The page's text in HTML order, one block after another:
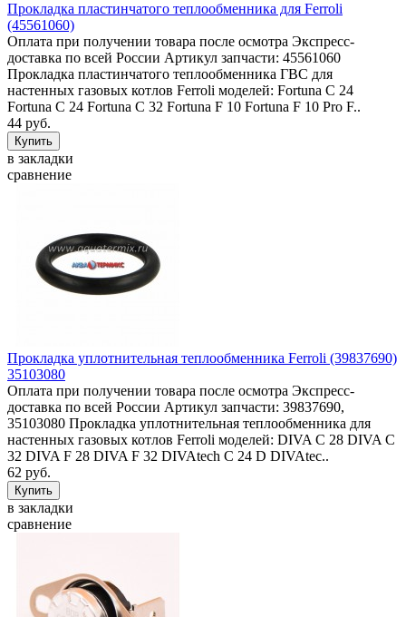
Прокладка пластинчатого теплообменника для Ferroli
(45561060)
Оплата при получении товара после осмотра Экспресс-
доставка по всей России Артикул запчасти: 45561060
Прокладка пластинчатого теплообменника ГВС для
настенных газовых котлов Ferroli моделей: Fortuna C 24
Fortuna C 24 Fortuna C 32 Fortuna F 10 Fortuna F 10 Pro F..
44 руб.
в закладки
сравнение
Прокладка уплотнительная теплообменника Ferroli (39837690)
35103080
Оплата при получении товара после осмотра Экспресс-
доставка по всей России Артикул запчасти: 39837690,
35103080 Прокладка уплотнительная теплообменника для
настенных газовых котлов Ferroli моделей: DIVA C 28 DIVA C
32 DIVA F 28 DIVA F 32 DIVAtech C 24 D DIVAtec..
62 руб.
в закладки
сравнение